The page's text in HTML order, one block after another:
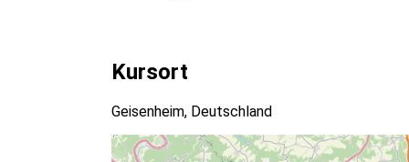
Kursort
Geisenheim, Deutschland